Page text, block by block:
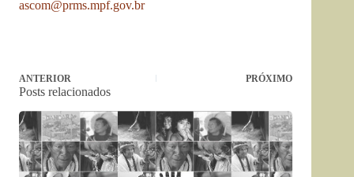
ascom@prms.mpf.gov.br
ANTERIOR PRÓXIMO
Posts relacionados